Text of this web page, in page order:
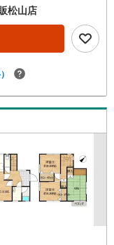
ラッグストアが徒歩
物にも便利な立地で
は順次受付中です。※
すが前後する可能性
災保険のご案内も当社
中古住宅の断熱、防
【リフォーム内
風呂・洗面化粧台・
クロス張替え・外
松山店